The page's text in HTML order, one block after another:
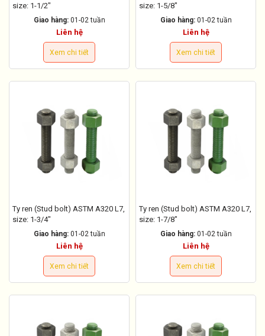
size: 1-1/2"
Giao hàng: 01-02 tuần
Liên hệ
Xem chi tiết
size: 1-5/8"
Giao hàng: 01-02 tuần
Liên hệ
Xem chi tiết
Ty ren (Stud bolt) ASTM A320 L7,
size: 1-3/4"
Giao hàng: 01-02 tuần
Liên hệ
Xem chi tiết
Ty ren (Stud bolt) ASTM A320 L7,
size: 1-7/8"
Giao hàng: 01-02 tuần
Liên hệ
Xem chi tiết